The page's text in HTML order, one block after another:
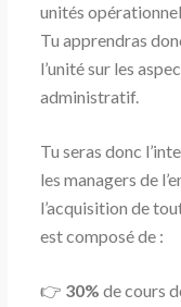
unités
Tu apprendras
l’unité sur les
administratif.
Tu seras donc
les managers de
l’acquisition de
est composé de :
👉 30% de cours